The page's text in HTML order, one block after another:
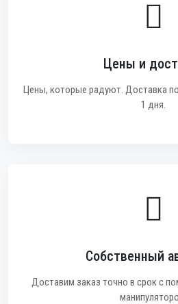
Цены и
Цены, которые радуют. Доставка
1 дня.
Собственный
Доставим заказ точно в срок с